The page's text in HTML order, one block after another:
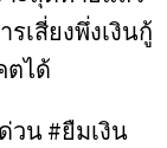
เสี่ยงพึ่งเงินกู้
ได้
น #ยืมเงิน